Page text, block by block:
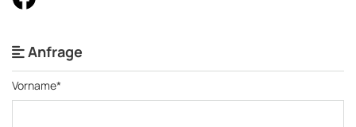
 Anfrage
Vorname*